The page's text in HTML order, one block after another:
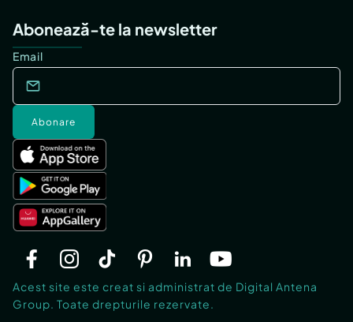
Abonează-te la newsletter
Email
Abonare
Acest site este creat si administrat de Digital Antena
Group. Toate drepturile rezervate.